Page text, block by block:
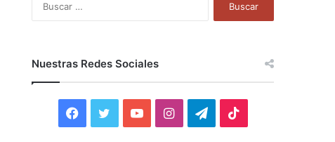
Nuestras Redes Sociales
F
Y
I
T